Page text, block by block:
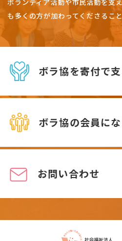
ボランティア活動や市民活動を支
も多くの方が加わってくださるこ
ボラ協を寄付で
ボラ協の会員に
お問い合わせ